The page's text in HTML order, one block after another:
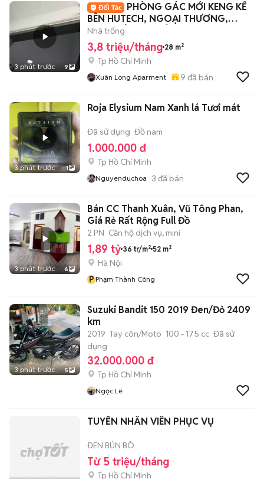
3 phút trước 9
PHÒNG GÁC MỚI KENG KẾ
BÊN HUTECH, NGOẠI THƯƠNG,
GTVT SIÊU HẠT DẺ
Nhà trống
3,8 triệu/tháng 28 m²
Tp Hồ Chí Minh
Xuân Long Aparment 9 đã bán
3 phút trước 1
Roja Elysium Nam Xanh lá Tươi mát
Đã sử dụng Đồ nam
1.000.000 đ
Tp Hồ Chí Minh
Nguyenduchoa 3 đã bán
3 phút trước 6
Bán CC Thanh Xuân, Vũ Tông Phan,
Giá Rẻ Rất Rộng Full Đồ
2 PN Căn hộ dịch vụ, mini
1,89 tỷ 36 tr/m² 52 m²
Hà Nội
P Phạm Thành Công
3 phút trước 5
Suzuki Bandit 150 2019 Đen/Đỏ 2409
km
2019 Tay côn/Moto 100 - 175 cc Đã sử
dụng
32.000.000 đ
Tp Hồ Chí Minh
Ngọc Lê
TUYỂN NHÂN VIÊN PHỤC VỤ
ĐEN BÚN BÒ
Từ 5 triệu/tháng
Tp Hồ Chí Minh